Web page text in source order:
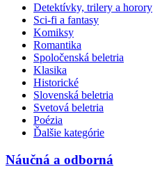
Detektívky, trilery a horory
Sci-fi a fantasy
Komiksy
Romantika
Spoločenská beletria
Klasika
Historické
Slovenská beletria
Svetová beletria
Poézia
Ďalšie kategórie
Náučná a odborná